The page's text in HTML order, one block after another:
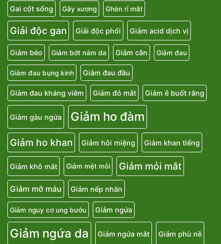
Gai cột sống Gãy xương Ghèn rỉ mắt
Giải độc gan Giải độc phổi Giảm acid dịch vị
Giảm béo Giảm bớt nám da Giảm cân Giảm đau
Giảm đau bụng kinh Giảm đau đầu
Giảm đau kháng viêm Giảm đỏ mắt Giảm ê buốt răng
Giảm gàu ngứa Giảm ho đàm
Giảm ho khan Giảm hôi miệng Giảm khan tiếng
Giảm khô mắt Giảm mệt mỏi Giảm mỏi mắt
Giảm mỡ máu Giảm nếp nhăn
Giảm nguy cơ ung bướu Giảm ngứa
Giảm ngứa da Giảm ngứa mắt Giảm phù nề